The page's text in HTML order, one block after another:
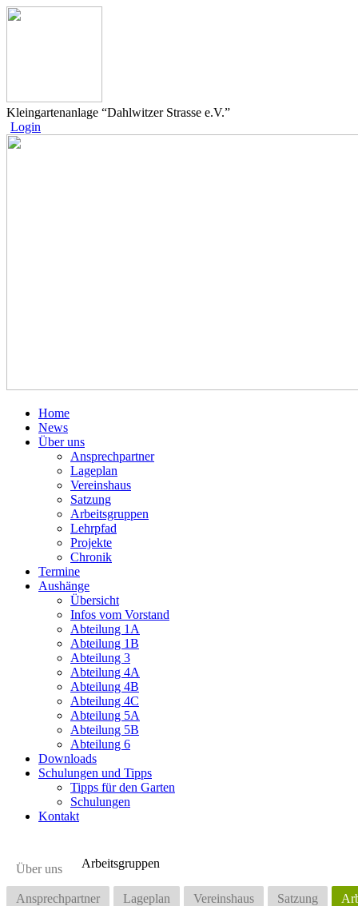
Kleingartenanlage “Dahlwitzer Strasse e.V.”
Login
Home
News
Über uns
Ansprechpartner
Lageplan
Vereinshaus
Satzung
Arbeitsgruppen
Lehrpfad
Projekte
Chronik
Termine
Aushänge
Übersicht
Infos vom Vorstand
Abteilung 1A
Abteilung 1B
Abteilung 3
Abteilung 4A
Abteilung 4B
Abteilung 4C
Abteilung 5A
Abteilung 5B
Abteilung 6
Downloads
Schulungen und Tipps
Tipps für den Garten
Schulungen
Kontakt
Über uns
Ansprechpartner Lageplan Vereinshaus Satzung
Arbeitsgruppen